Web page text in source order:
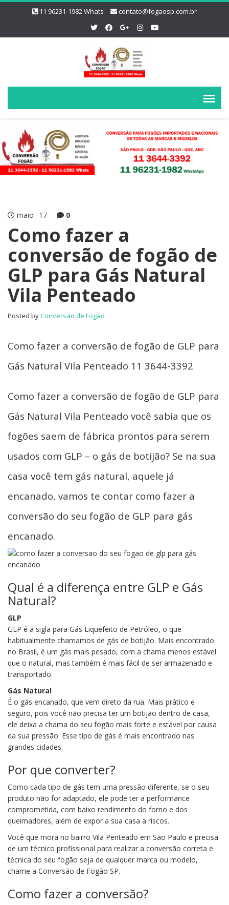
11 96231-1982 Whats contato@fogaosp.com.br
maio 17 0
Como fazer a
conversão de fogão de
GLP para Gás Natural
Vila Penteado
Posted byConversão de Fogão
Como fazer a conversão de fogão de GLP para
Gás Natural Vila Penteado 11 3644-3392
Como fazer a conversão de fogão de GLP para
Gás Natural Vila Penteado você sabia que os
fogões saem de fábrica prontos para serem
usados com GLP – o gás de botijão? Se na sua
casa você tem gás natural, aquele já
encanado, vamos te contar como fazer a
conversão do seu fogão de GLP para gás
encanado.
Qual é a diferença entre GLP e Gás
Natural?
GLP
GLP é a sigla para Gás Liquefeito de Petróleo, o que
habitualmente chamamos de gás de botijão. Mais encontrado
no Brasil, é um gás mais pesado, com a chama menos estável
que o natural, mas também é mais fácil de ser armazenado e
transportado.
Gás Natural
É o gás encanado, que vem direto da rua. Mais prático e
seguro, pois você não precisa ter um botijão dentro de casa,
ele deixa a chama do seu fogão mais forte e estável por causa
da sua pressão. Esse tipo de gás é mais encontrado nas
grandes cidades.
Por que converter?
Como cada tipo de gás tem uma pressão diferente, se o seu
produto não for adaptado, ele pode ter a performance
comprometida, com baixo rendimento do forno e dos
queimadores, além de expor a sua casa a riscos.
Você que mora no bairro Vila Penteado em São Paulo e precisa
de um técnico profissional para realizar a conversão correta e
técnica do seu fogão seja de qualquer marca ou modelo,
chame a Conversão de Fogão SP.
Como fazer a conversão?